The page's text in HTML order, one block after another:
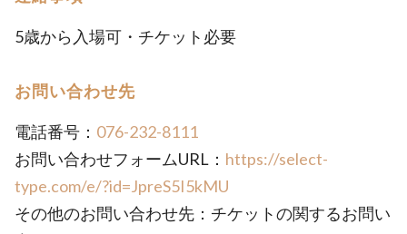
5歳から入場可・チケット必要
お問い合わせ先
電話番号： 076-232-8111
お問い合わせフォームURL： https://select-
type.com/e/?id=JpreS5I5kMU
その他のお問い合わせ先：チケットの関するお問い